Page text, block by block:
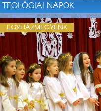
TEOLÓGIAI NAPOK
EGYHÁZMEGYÉNK